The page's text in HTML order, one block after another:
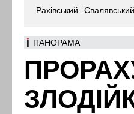
Рахівський
Свалявський
ПАНОРАМА